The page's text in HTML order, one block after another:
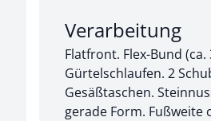
Abschnitt 2 von 3:
Verarbeitung
Flatfront. Flex-Bund
Gürtelschlaufen. 2
Gesäßtaschen.
gerade Form. Fußweite